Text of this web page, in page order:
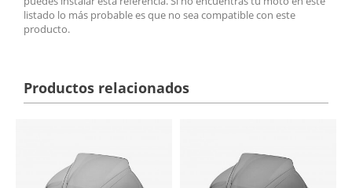
listado lo más probable es que no sea compatible con este
producto.
Productos relacionados